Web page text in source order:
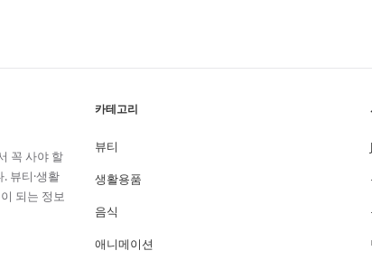
꼭 사야 할
뷰티·생활
되는 정보
카테고리
뷰티
생활용품
음식
애니메이션